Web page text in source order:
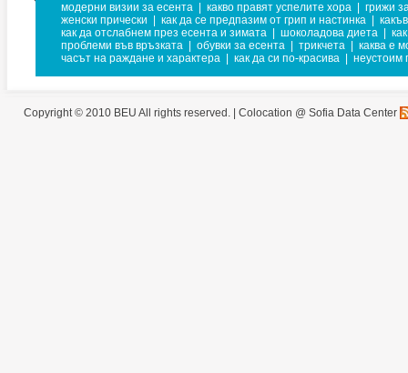
модерни визии за есента какво правят успелите хора
грижи
женски прически
как да се предпазим от грип и настинка
как да отслабнем през есента и зимата
шоколадова диета
проблеми във връзката
обувки за есента трикчета
каква е
часът на раждане и характера
как да си по-красива неустоим
Copyright © 2010 BEU All rights reserved. | Colocation @ Sofia Data Center